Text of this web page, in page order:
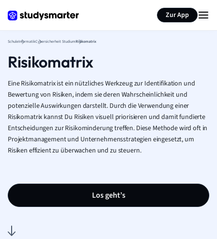
Zur App
SchuleInformatikCybersicherheit StudiumRisikomatrix
Risikomatrix
Eine Risikomatrix ist ein nützliches Werkzeug zur Identifikation und
Bewertung von Risiken, indem sie deren Wahrscheinlichkeit und
potenzielle Auswirkungen darstellt. Durch die Verwendung einer
Risikomatrix kannst Du Risiken visuell priorisieren und damit fundierte
Entscheidungen zur Risikominderung treffen. Diese Methode wird oft in
Projektmanagement und Unternehmensstrategien eingesetzt, um
Risiken effizient zu überwachen und zu steuern.
Los geht’s
Seite zusammenfassen